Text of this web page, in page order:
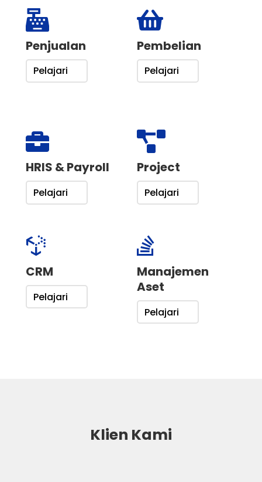

Penjualan
Pelajari

Pembelian
Pelajari

HRIS & Payroll
Pelajari

Project
Pelajari

CRM
Pelajari

Manajemen
Aset
Pelajari
Klien Kami